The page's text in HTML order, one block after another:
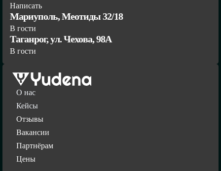
Написать
Мариуполь, Меотиды 32/18
В гости
Таганрог, ул. Чехова, 98А
В гости
О нас
Кейсы
Отзывы
Вакансии
Партнёрам
Цены